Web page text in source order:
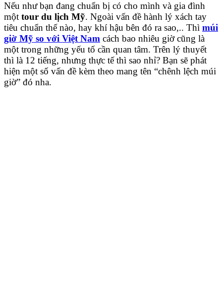
Nếu như bạn đang chuẩn bị có cho mình và gia đình
một tour du lịch Mỹ. Ngoài vấn đề hành lý xách tay
tiêu chuẩn thế nào, hay khí hậu bên đó ra sao,.. Thì múi
giờ Mỹ so với Việt Nam cách bao nhiêu giờ cũng là
một trong những yếu tố cần quan tâm. Trên lý thuyết
thì là 12 tiếng, nhưng thực tế thì sao nhỉ? Bạn sẽ phát
hiện một số vấn đề kèm theo mang tên “chênh lệch múi
giờ” đó nha.